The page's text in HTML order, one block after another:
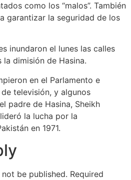
como los “malos”. También
garantizar la seguridad de los
inundaron el lunes las calles
dimisión de Hasina.
en el Parlamento e
televisión, y algunos
padre de Hasina, Sheikh
la lucha por la
en 1971.
be published. Required